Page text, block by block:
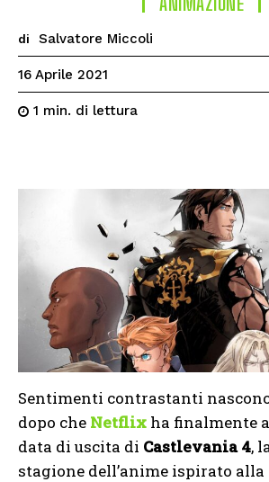
di Salvatore Miccoli
16 Aprile 2021
1 min. di lettura
Sentimenti contrastanti
dopo che Netflix ha finalmente
data di uscita di Castlevania 4,
stagione dell’anime ispirato alla